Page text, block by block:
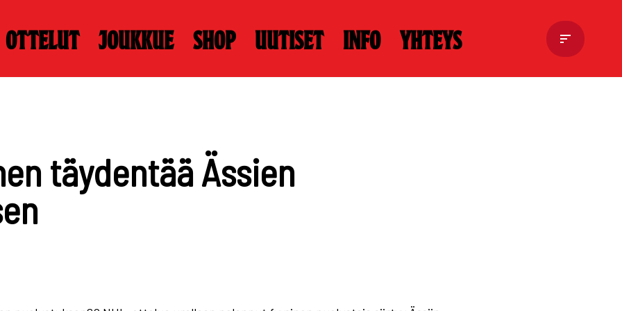
Ottelut Joukkue Shop Uutiset Info Yhteys
täydentää Ässien